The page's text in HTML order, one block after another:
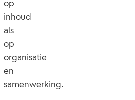
op
inhoud
als
op
organisatie
en
samenwerking.